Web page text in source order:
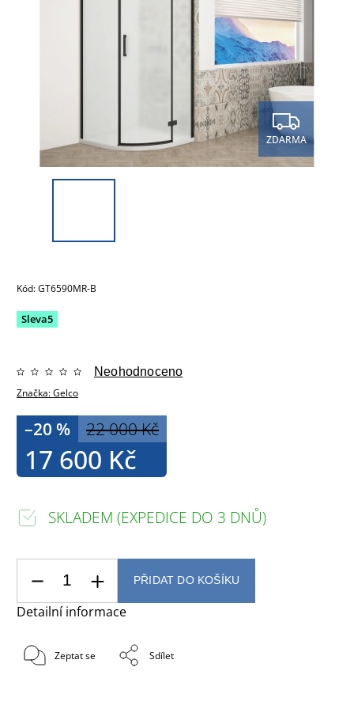
ZDARMA
Kód:GT6590MR-B
Sleva5
Značka:Gelco
Neohodnoceno
22 000 Kč
–20 %
17 600 Kč
SKLADEM (EXPEDICE DO 3 DNŮ)
PŘIDAT DO KOŠÍKU
Detailní informace
Zeptat se Sdílet